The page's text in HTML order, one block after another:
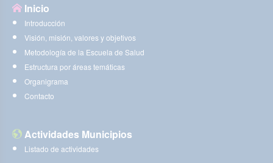
Inicio
Introducción
Visión, misión, valores y objetivos
Metodología de la Escuela de Salud
Estructura por áreas temáticas
Organigrama
Contacto
Actividades Municipios
Listado de actividades